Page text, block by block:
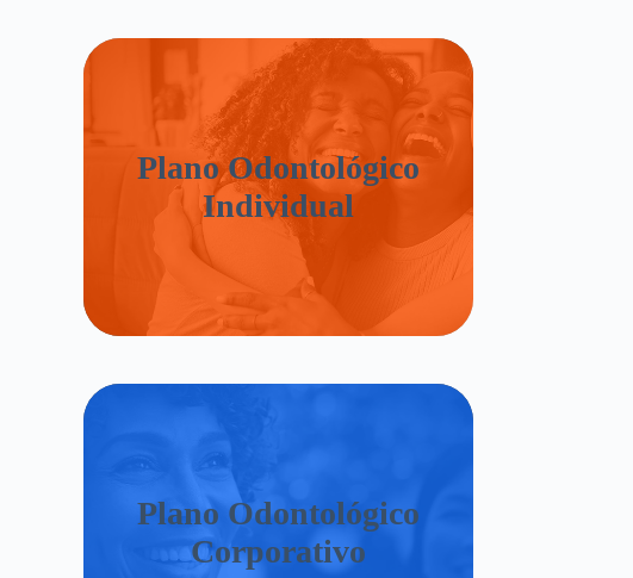
Plano Odontológico
Individual
Plano Odontológico
Corporativo